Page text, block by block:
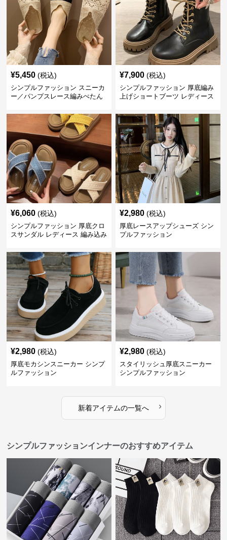
¥5,450 (税込)
シンプルファッション スニーカ
ー／パンプスレース編みぺたん
¥7,900 (税込)
シンプルファッション 厚底編み
上げショートブーツ レディース
¥6,060 (税込)
シンプルファッション 厚底クロ
スサンダル レディース 編み込み
¥2,980 (税込)
厚底レースアップシューズ シン
プルファッション
¥2,980 (税込)
厚底モカシンスニーカー シンプ
ルファッション
¥2,980 (税込)
スタイリッシュ厚底スニーカー
シンプルファッション
新着アイテムの一覧へ ›
シンプルファッションインナーのおすすめアイテム